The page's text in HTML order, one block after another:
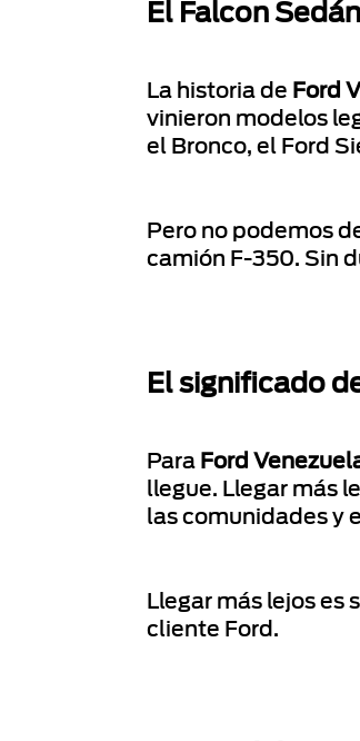
El Falcon
La historia de Ford
vinieron modelos
el Bronco, el Ford
Pero no podemos
camión F-350. Sin
El significado
Para Ford
llegue. Llegar más
las comunidades y
Llegar más lejos
cliente Ford.